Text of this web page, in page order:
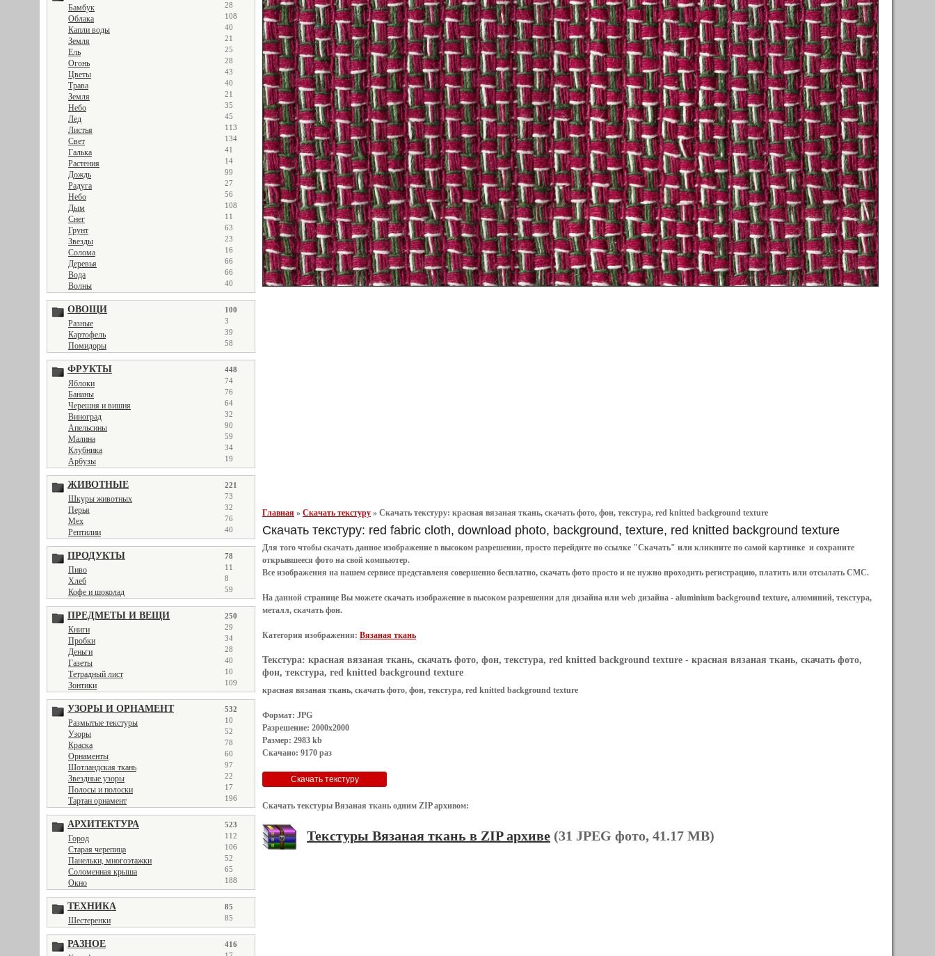
Бамбук 28
Облака 108
Капли воды 40
Земля 21
Ель 25
Огонь 28
Цветы 43
Трава 40
Земля 21
Небо 35
Лед 45
Листья 113
Свет 134
Галька 41
Растения 14
Дождь 99
Радуга 27
Небо 56
Дым 108
Снег 11
Грунт 63
Звезды 23
Солома 16
Деревья 66
Вода 66
Волны 40
ОВОЩИ 100
Разные 3
Картофель 39
Помидоры 58
ФРУКТЫ 448
Яблоки 74
Бананы 76
Черешня и вишня 64
Виноград 32
Апельсины 90
Малина 59
Клубника 34
Арбузы 19
ЖИВОТНЫЕ 221
Шкуры животных 73
Перья 32
Мех 76
Рептилии 40
ПРОДУКТЫ 78
Пиво 11
Хлеб 8
Кофе и шоколад 59
ПРЕДМЕТЫ И ВЕЩИ 250
Книги 29
Пробки 34
Деньги 28
Газеты 40
Тетрадный лист 10
Зонтики 109
УЗОРЫ И ОРНАМЕНТ 532
Размытые текстуры 10
Узоры 52
Краска 78
Орнаменты 60
Шотландская ткань 97
Звездные узоры 22
Полосы и полоски 17
Тартан орнамент 196
АРХИТЕКТУРА 523
Город 112
Старая черепица 106
Панельки, многоэтажки 52
Соломенная крыша 65
Окно 188
ТЕХНИКА 85
Шестеренки 85
РАЗНОЕ 416
Главная » Скачать текстуру » Скачать текстуру: красная вязаная ткань, скачать фото, фон, текстура, red knitted background texture
Скачать текстуру: red fabric cloth, download photo, background, texture, red knitted background texture
Для того чтобы скачать данное изображение в высоком разрешении, просто перейдите по ссылке "Скачать" или кликните по самой картинке и сохраните
открывшееся фото на свой компьютер.
Все изображения на нашем сервисе представленя совершенно бесплатно, скачать фото просто и не нужно проходить регистрацию, платить или отсылать СМС.
На данной странице Вы можете скачать изображение в высоком разрешении для дизайна или web дизайна - aluminium background texture, алюминий, текстура,
металл, скачать фон.
Категория изображения: Вязаная ткань
Текстура: красная вязаная ткань, скачать фото, фон, текстура, red knitted background texture - красная вязаная ткань, скачать фото,
фон, текстура, red knitted background texture
красная вязаная ткань, скачать фото, фон, текстура, red knitted background texture
Формат: JPG
Разрешение: 2000x2000
Размер: 2983 kb
Скачано: 9170 раз
Скачать текстуры Вязаная ткань одним ZIP архивом:
Текстуры Вязаная ткань в ZIP архиве (31 JPEG фото, 41.17 MB)